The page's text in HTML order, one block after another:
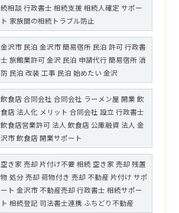
続相談 行政書士 相続支援 相続人確定 サポー
ト 家族間の相続トラブル防止
金沢市 民泊 金沢市 簡易宿所 民泊 許可 行政書
士 旅館業許可 金沢 民泊 申請代行 簡易宿所 消
防 民泊 改装 工事 民泊 始めたい 金沢
飲食店 合同会社 合同会社 ラーメン屋 開業 飲
食店 法人化 メリット 合同会社 設立 行政書士
飲食店営業許可 法人 飲食店 公庫融資 法人 金
沢市 飲食店 開業サポート
空き家 売却 片付け不要 相続 空き家 売却 残置
物 処分 売却 荷物付き 売却 不動産 片付け サポ
ート 金沢市 不動産売却 行政書士 相続サポー
ト 相続登記 司法書士連携 ふちどり不動産